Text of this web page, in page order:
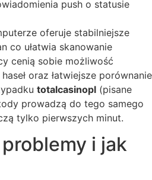
push o statusie
oferuje stabilniejsze
co ułatwia skanowanie
cenią sobie możliwość
oraz łatwiejsze porównanie
totalcasinopl (pisane
prowadzą do tego samego
tylko pierwszych minut.
i jak